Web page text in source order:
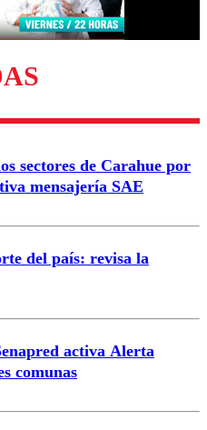
Enviar comentario
sectores de Carahue por
mensajería SAE
del país: revisa la
activa Alerta
comunas